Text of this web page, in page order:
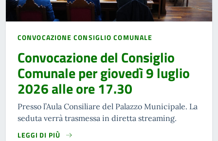
CONVOCAZIONE CONSIGLIO COMUNALE
Convocazione del Consiglio
Comunale per giovedì 9 luglio
2026 alle ore 17.30
Presso l’Aula Consiliare del Palazzo Municipale. La
seduta verrà trasmessa in diretta streaming.
LEGGI DI PIÙ